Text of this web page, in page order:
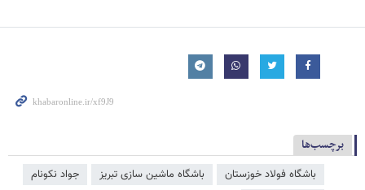
برچسب‌ها
باشگاه فولاد خوزستان باشگاه ماشین سازی تبریز
جواد نکونام